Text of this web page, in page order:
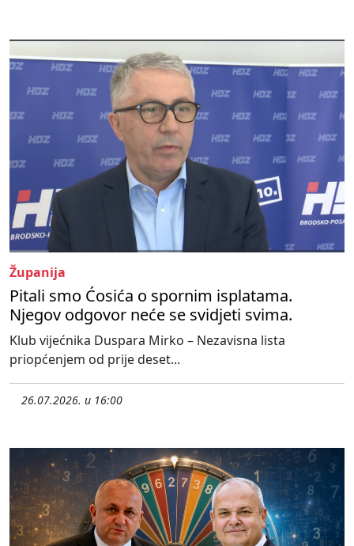
Županija
Pitali smo Ćosića o spornim isplatama.
Njegov odgovor neće se svidjeti svima.
Klub vijećnika Duspara Mirko – Nezavisna lista
priopćenjem od prije deset...
26.07.2026. u 16:00